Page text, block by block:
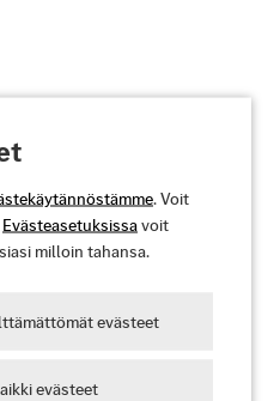
. Voit
Evästeasetuksissavoit
milloin tahansa.
evästeet
evästeet